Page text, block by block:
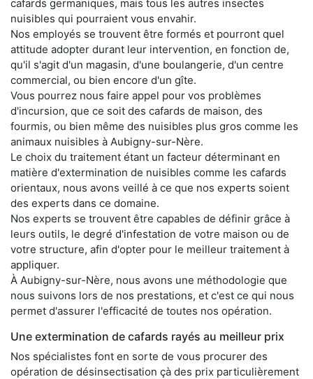
cafards germaniques, mais tous les autres insectes
nuisibles qui pourraient vous envahir.
Nos employés se trouvent être formés et pourront quel
attitude adopter durant leur intervention, en fonction de,
qu'il s'agit d'un magasin, d'une boulangerie, d'un centre
commercial, ou bien encore d'un gîte.
Vous pourrez nous faire appel pour vos problèmes
d'incursion, que ce soit des cafards de maison, des
fourmis, ou bien même des nuisibles plus gros comme les
animaux nuisibles à Aubigny-sur-Nère.
Le choix du traitement étant un facteur déterminant en
matière d'extermination de nuisibles comme les cafards
orientaux, nous avons veillé à ce que nos experts soient
des experts dans ce domaine.
Nos experts se trouvent être capables de définir grâce à
leurs outils, le degré d'infestation de votre maison ou de
votre structure, afin d'opter pour le meilleur traitement à
appliquer.
À Aubigny-sur-Nère, nous avons une méthodologie que
nous suivons lors de nos prestations, et c'est ce qui nous
permet d'assurer l'efficacité de toutes nos opération.
Une extermination de cafards rayés au meilleur prix
Nos spécialistes font en sorte de vous procurer des
opération de désinsectisation çà des prix particulièrement